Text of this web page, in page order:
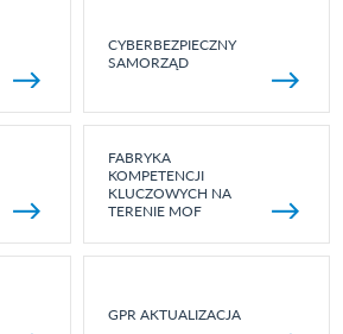
CYBERBEZPIECZNY
SAMORZĄD
FABRYKA
KOMPETENCJI
KLUCZOWYCH NA
TERENIE MOF
GPR AKTUALIZACJA